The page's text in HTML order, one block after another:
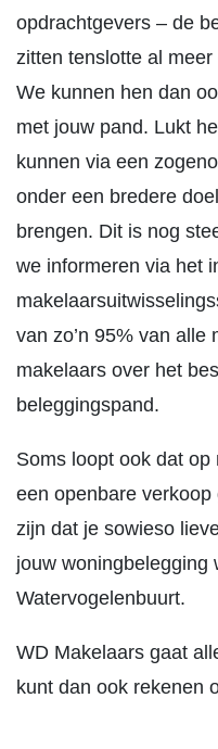
opdrachtgevers – de
zitten tenslotte al
We kunnen hen dan
met jouw pand. Lukt
kunnen via een
onder een bredere
brengen. Dit is nog
we informeren via het
van zo’n 95% van alle
makelaars over het
beleggingspand.
Soms loopt ook dat
een openbare
zijn dat je sowieso
jouw woningbelegging
Watervogelenbuurt.
WD Makelaars gaat
kunt dan ook rekenen